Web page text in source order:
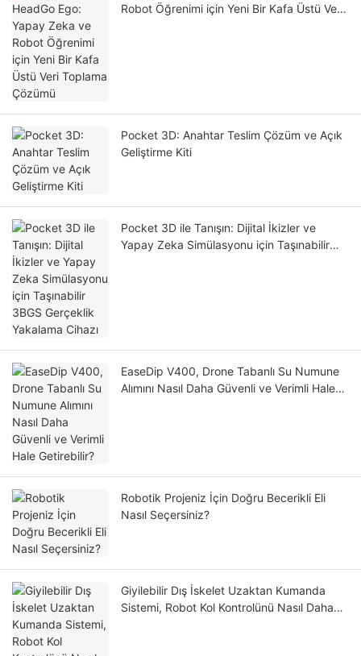
Robot Öğrenimi için Yeni Bir Kafa Üstü Veri
Pocket 3D: Anahtar Teslim Çözüm ve Açık
Geliştirme Kiti
Pocket 3D ile Tanışın: Dijital İkizler ve
Yapay Zeka Simülasyonu için Taşınabilir
EaseDip V400, Drone Tabanlı Su Numune
Alımını Nasıl Daha Güvenli ve Verimli Hale
Robotik Projeniz İçin Doğru Becerikli Eli
Nasıl Seçersiniz?
Giyilebilir Dış İskelet Uzaktan Kumanda
Sistemi, Robot Kol Kontrolünü Nasıl Daha